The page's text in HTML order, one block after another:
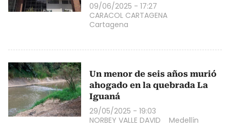
09/06/2025 - 17:27
CARACOL CARTAGENA
Cartagena
Un menor de seis años murió
ahogado en la quebrada La
Iguaná
29/05/2025 - 19:03
NORBEY VALLE DAVID
Medellín